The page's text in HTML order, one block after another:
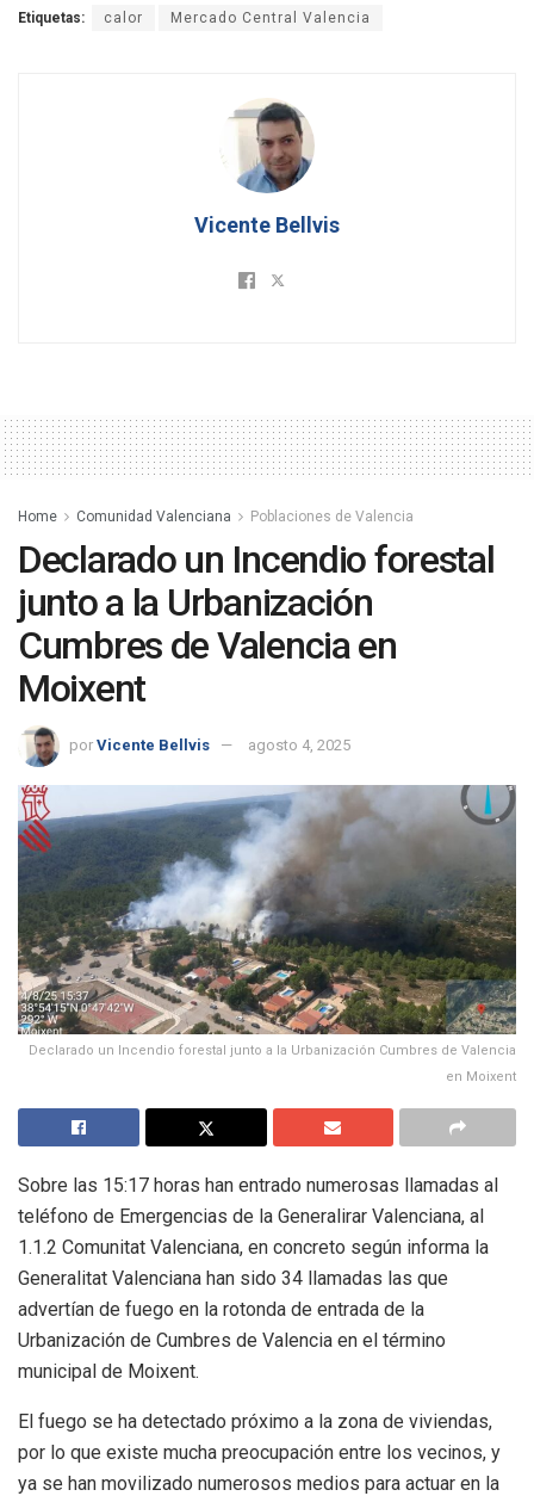
Etiquetas: calor Mercado Central Valencia
Vicente Bellvis
Home Comunidad Valenciana Poblaciones de Valencia
Declarado un Incendio forestal
junto a la Urbanización
Cumbres de Valencia en
Moixent
por Vicente Bellvis agosto 4, 2025
Declarado un Incendio forestal junto a la Urbanización Cumbres de Valencia
en Moixent
Sobre las 15:17 horas han entrado numerosas llamadas al
teléfono de Emergencias de la Generalirar Valenciana, al
1.1.2 Comunitat Valenciana, en concreto según informa la
Generalitat Valenciana han sido 34 llamadas las que
advertían de fuego en la rotonda de entrada de la
Urbanización de Cumbres de Valencia en el término
municipal de Moixent.
El fuego se ha detectado próximo a la zona de viviendas,
por lo que existe mucha preocupación entre los vecinos, y
ya se han movilizado numerosos medios para actuar en la